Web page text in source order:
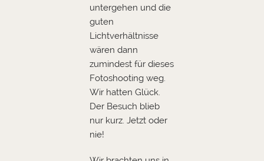
untergehen und die
guten
Lichtverhältnisse
wären dann
zumindest für dieses
Fotoshooting weg.
Wir hatten Glück.
Der Besuch blieb
nur kurz. Jetzt oder
nie!